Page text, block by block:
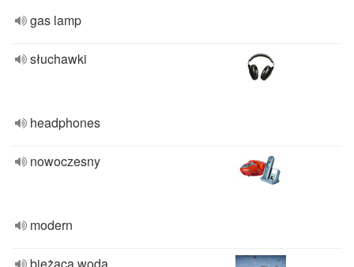
gas lamp
słuchawki
headphones
nowoczesny
modern